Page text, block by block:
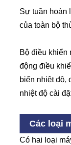
Sự tuần hoàn
của toàn bộ
Bộ điều khiển
động điều
biến nhiệt độ,
nhiệt độ cài
Các loại
Có hai loại